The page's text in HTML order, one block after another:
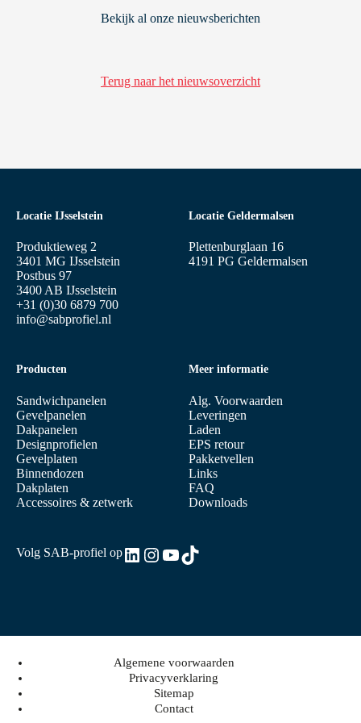
Bekijk al onze nieuwsberichten
Terug naar het nieuwsoverzicht
Locatie IJsselstein
Produktieweg 2
3401 MG IJsselstein
Postbus 97
3400 AB IJsselstein
+31 (0)30 6879 700
info@sabprofiel.nl
Producten
Sandwichpanelen
Gevelpanelen
Dakpanelen
Designprofielen
Gevelplaten
Binnendozen
Dakplaten
Accessoires & zetwerk
Meer informatie
Alg. Voorwaarden
Leveringen
Laden
EPS retour
Pakketvellen
Links
FAQ
Downloads
Locatie Geldermalsen
Plettenburglaan 16
4191 PG Geldermalsen
Volg SAB-profiel opLinkedIn
Instagram
YouTube
TikTok
Algemene voorwaarden
Privacyverklaring
Sitemap
Contact